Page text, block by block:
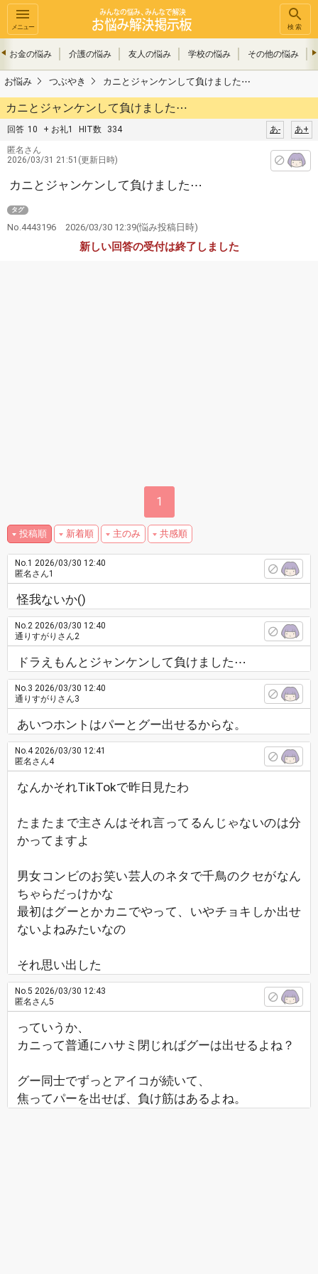
メニュー 検索
お金の悩み 介護の悩み 友人の悩み 学校の悩み その他の悩み
お悩み つぶやき カニとジャンケンして負けました⋯
カニとジャンケンして負けました⋯
回答 10 + お礼1 HIT数 334 あ+
あ-
匿名さん
2026/03/31 21:51(更新日時)
カニとジャンケンして負けました⋯
タグ
No.4443196 2026/03/30 12:39(悩み投稿日時)
新しい回答の受付は終了しました
1
投稿順 新着順 主のみ 共感順
No.1 2026/03/30 12:40
匿名さん1
怪我ないか()
No.2 2026/03/30 12:40
通りすがりさん2
ドラえもんとジャンケンして負けました⋯
No.3 2026/03/30 12:40
通りすがりさん3
あいつホントはパーとグー出せるからな。
No.42026/03/30 12:41
匿名さん4
なんかそれTikTokで昨日見たわ
たまたまで主さんはそれ言ってるんじゃないのは分
かってますよ
男女コンビのお笑い芸人のネタで千鳥のクセがなん
ちゃらだっけかな
最初はグーとかカニでやって、いやチョキしか出せ
ないよねみたいなの
それ思い出した
No.5 2026/03/30 12:43
匿名さん5
っていうか、
カニって普通にハサミ閉じればグーは出せるよね？
グー同士でずっとアイコが続いて、
焦ってパーを出せば、負け筋はあるよね。